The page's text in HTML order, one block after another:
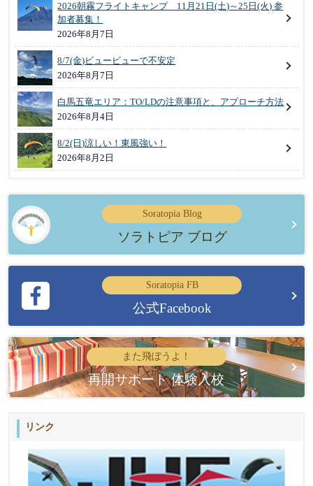
2026朝霧フライトキャンプ 11月21日(土)～25日(火) 参
加者募集！
2026年8月7日
8/7(金)ビュービューで不安定
2026年8月7日
白馬五竜エリア：TO/LDの注意事項と、アプローチ方法
2026年8月4日
8/2(日)涼しい！東風強い！
2026年8月2日
Soratopia Blog
ソラトピア ブログ
Soratopia FB
公式Facebook
また飛ぼうよ！
再開サポート 体験入校
リンク